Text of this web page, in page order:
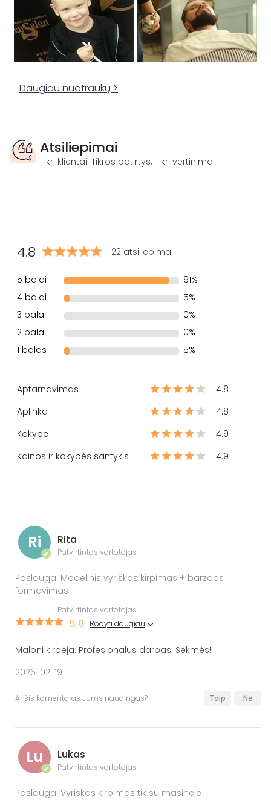
Daugiau nuotraukų >
Atsiliepimai
Tikri klientai. Tikros patirtys. Tikri vertinimai
4.8 22 atsiliepimai
5 balai
91%
4 balai
5%
3 balai
0%
2 balai
0%
1 balas
5%
Aptarnavimas
4.8
Aplinka
4.8
Kokybė
4.9
Kainos ir kokybės santykis
4.9
Ri
✔
Rita
Patvirtintas vartotojas
Paslauga: Modelinis vyriškas kirpimas + barzdos
formavimas
Patvirtintas vartotojas
5.0 Rodyti daugiau
Maloni kirpėja. Profesionalus darbas. Sėkmės!
2026-02-19
Ar šis komentaras Jums naudingas? Taip Ne
Lu
✔
Lukas
Patvirtintas vartotojas
Paslauga: Vyriškas kirpimas tik su mašinėle